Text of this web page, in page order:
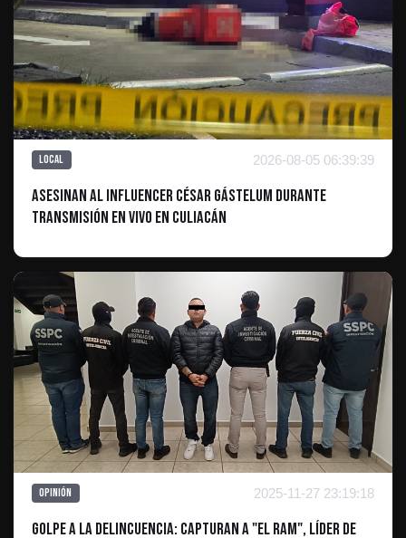
Local 2026-08-05 06:39:39
Asesinan al influencer César Gástelum durante
transmisión en vivo en Culiacán
Opinión 2025-11-27 23:19:18
Golpe a la Delincuencia: Capturan a "El Ram", Líder de